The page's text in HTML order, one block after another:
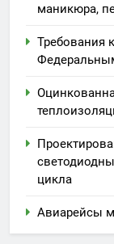
маникюра,
Требования
цикла
Авиарейсы